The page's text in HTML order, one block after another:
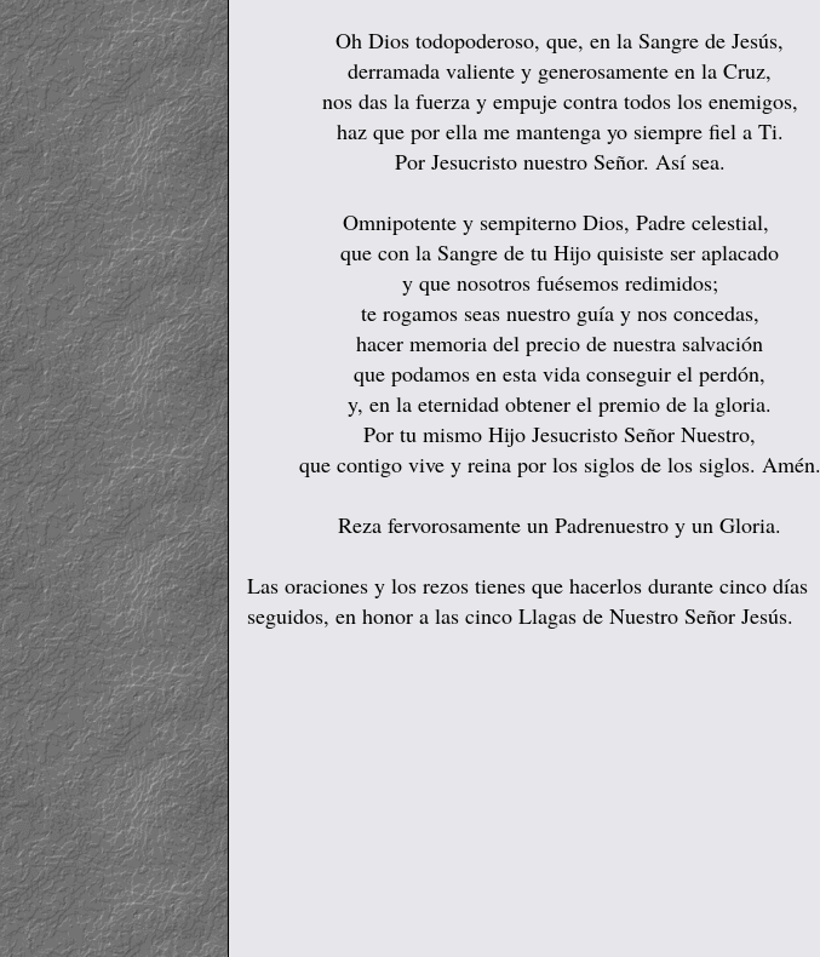
Oh Dios todopoderoso, que, en la Sangre de Jesús,
derramada valiente y generosamente en la Cruz,
nos das la fuerza y empuje contra todos los enemigos,
haz que por ella me mantenga yo siempre fiel a Ti.
Por Jesucristo nuestro Señor. Así sea.
Omnipotente y sempiterno Dios, Padre celestial,
que con la Sangre de tu Hijo quisiste ser aplacado
y que nosotros fuésemos redimidos;
te rogamos seas nuestro guía y nos concedas,
hacer memoria del precio de nuestra salvación
que podamos en esta vida conseguir el perdón,
y, en la eternidad obtener el premio de la gloria.
Por tu mismo Hijo Jesucristo Señor Nuestro,
que contigo vive y reina por los siglos de los siglos. Amén.
Reza fervorosamente un Padrenuestro y un Gloria.
Las oraciones y los rezos tienes que hacerlos durante cinco días
seguidos, en honor a las cinco Llagas de Nuestro Señor Jesús.